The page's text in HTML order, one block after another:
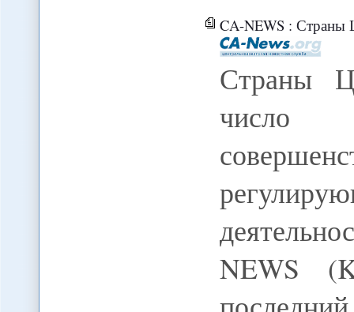
CA-NEWS : Страны Центральной Азии вошли
Страны
число
NEWS